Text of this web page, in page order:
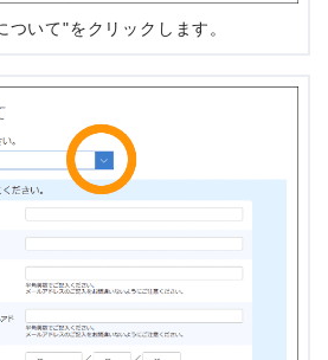
ついて"をクリックします。